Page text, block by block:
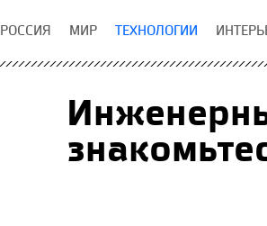
РОССИЯ МИР ТЕХНОЛОГИИ